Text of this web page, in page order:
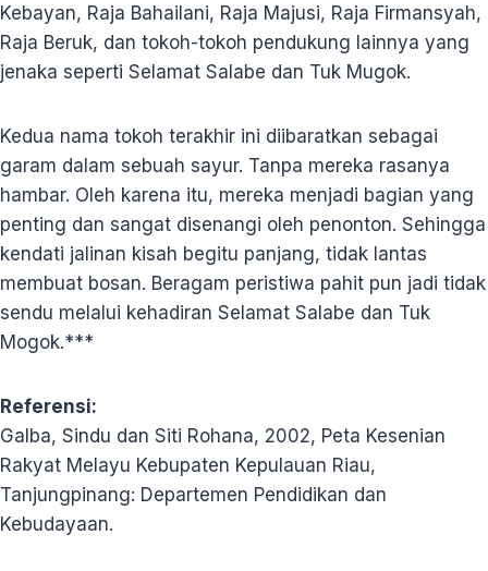
Kebayan, Raja Bahailani, Raja Majusi, Raja Firmansyah,
Raja Beruk, dan tokoh-tokoh pendukung lainnya yang
jenaka seperti Selamat Salabe dan Tuk Mugok.
Kedua nama tokoh terakhir ini diibaratkan sebagai
garam dalam sebuah sayur. Tanpa mereka rasanya
hambar. Oleh karena itu, mereka menjadi bagian yang
penting dan sangat disenangi oleh penonton. Sehingga
kendati jalinan kisah begitu panjang, tidak lantas
membuat bosan. Beragam peristiwa pahit pun jadi tidak
sendu melalui kehadiran Selamat Salabe dan Tuk
Mogok.***
Referensi:
Galba, Sindu dan Siti Rohana, 2002, Peta Kesenian
Rakyat Melayu Kebupaten Kepulauan Riau,
Tanjungpinang: Departemen Pendidikan dan
Kebudayaan.